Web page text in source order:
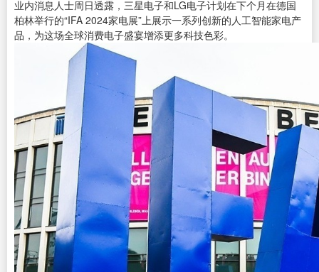
业内消息人士周日透露，三星电子和LG电子计划在下个月在德国
柏林举行的“IFA 2024家电展”上展示一系列创新的人工智能家电产
品，为这场全球消费电子盛宴增添更多科技色彩。